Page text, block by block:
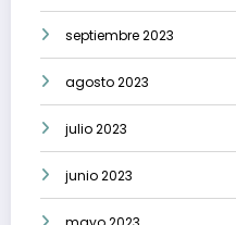
septiembre 2023
agosto 2023
julio 2023
junio 2023